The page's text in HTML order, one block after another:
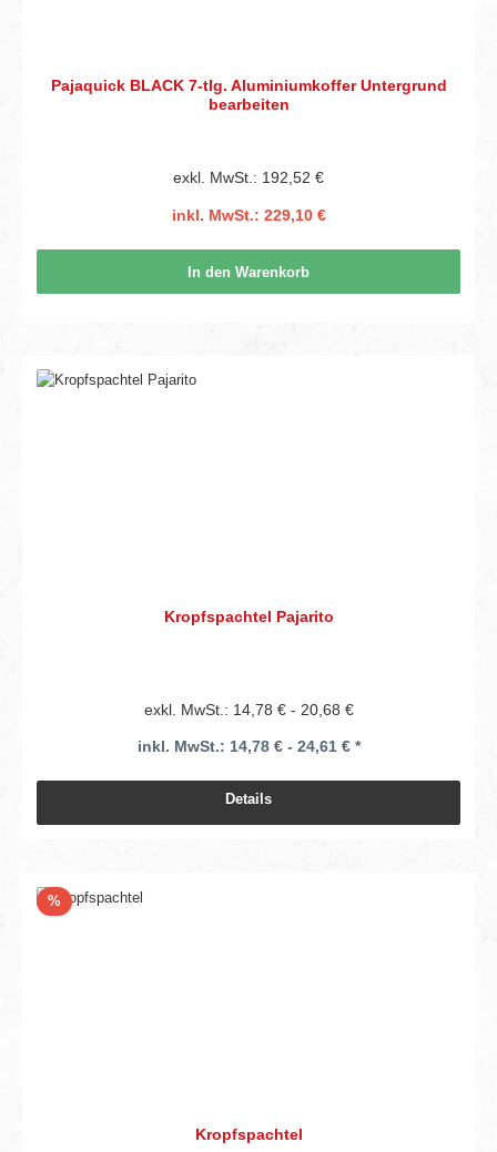
Pajaquick BLACK 7-tlg. Aluminiumkoffer Untergrund
bearbeiten
exkl. MwSt.: 192,52 €
inkl. MwSt.: 229,10 €
In den Warenkorb
Kropfspachtel Pajarito
exkl. MwSt.: 14,78 € - 20,68 €
inkl. MwSt.: 14,78 € - 24,61 € *
Details
%Rabatt
Kropfspachtel